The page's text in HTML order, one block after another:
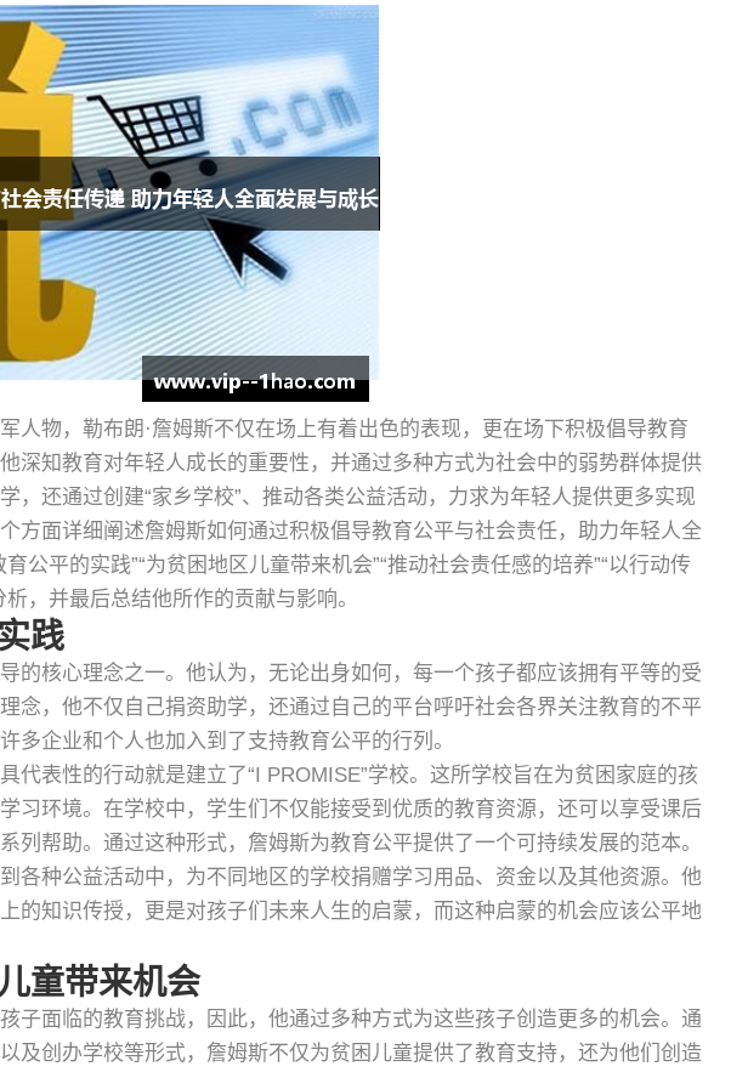
人物，勒布朗·詹姆斯不仅在场上有着出色的表现，更在场下积极倡导教育
深知教育对年轻人成长的重要性，并通过多种方式为社会中的弱势群体提供
，还通过创建“家乡学校”、推动各类公益活动，力求为年轻人提供更多实现
方面详细阐述詹姆斯如何通过积极倡导教育公平与社会责任，助力年轻人全
公平的实践”“为贫困地区儿童带来机会”“推动社会责任感的培养”“以行动传
，并最后总结他所作的贡献与影响。
践
的核心理念之一。他认为，无论出身如何，每一个孩子都应该拥有平等的受
念，他不仅自己捐资助学，还通过自己的平台呼吁社会各界关注教育的不平
多企业和个人也加入到了支持教育公平的行列。
代表性的行动就是建立了“I PROMISE”学校。这所学校旨在为贫困家庭的孩
习环境。在学校中，学生们不仅能接受到优质的教育资源，还可以享受课后
列帮助。通过这种形式，詹姆斯为教育公平提供了一个可持续发展的范本。
各种公益活动中，为不同地区的学校捐赠学习用品、资金以及其他资源。他
的知识传授，更是对孩子们未来人生的启蒙，而这种启蒙的机会应该公平地
童带来机会
子面临的教育挑战，因此，他通过多种方式为这些孩子创造更多的机会。通
及创办学校等形式，詹姆斯不仅为贫困儿童提供了教育支持，还为他们创造